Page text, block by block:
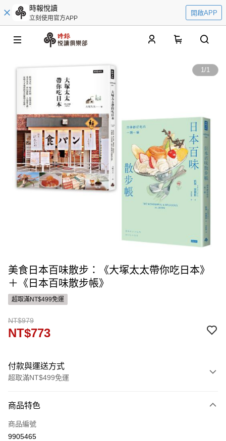
時報悅讀
立刻使用官方APP
開啟APP
1/1
美食日本百味散步：《大塚太太帶你吃日本》
＋《日本百味散步帳》
超取滿NT$499免運
NT$979
NT$773
付款與運送方式
超取滿NT$499免運
信用卡一次付款
ATM付款
商品特色
商品編號
9905465